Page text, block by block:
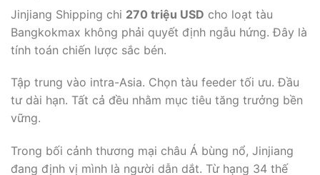
Jinjiang Shipping chi 270 triệu USD cho loạt tàu
Bangkokmax không phải quyết định ngẫu hứng. Đây là
tính toán chiến lược sắc bén.
Tập trung vào intra-Asia. Chọn tàu feeder tối ưu. Đầu
tư dài hạn. Tất cả đều nhằm mục tiêu tăng trưởng bền
vững.
Trong bối cảnh thương mại châu Á bùng nổ, Jinjiang
đang định vị mình là người dẫn dắt. Từ hạng 34 thế